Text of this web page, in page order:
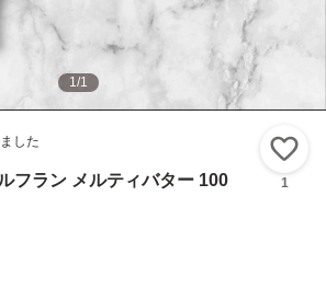
1/1
した
フラン メルティバター 100
1